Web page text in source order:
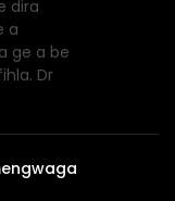
dira
a
ge a be
Dr